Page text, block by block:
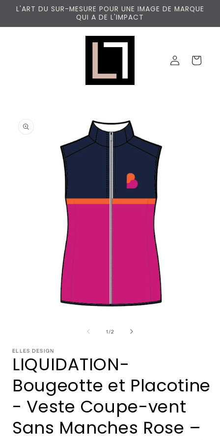
passer
contenu
L'ART DU SUR-MESURE POUR UNE IMAGE DE MARQUE
QUI A DE L'IMPACT
ConnexionPanier
informations
produits
une
fenêtre
modale
1 /de
2
ELLES DESIGN
LIQUIDATION-
Bougeotte et Placotine
- Veste Coupe-vent
Sans Manches Rose –